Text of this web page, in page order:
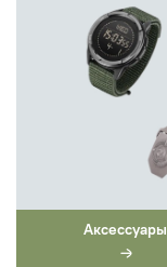
Аксессуары